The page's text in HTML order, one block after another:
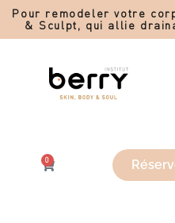
Pour remodeler votre
& Sculpt, qui allie
0